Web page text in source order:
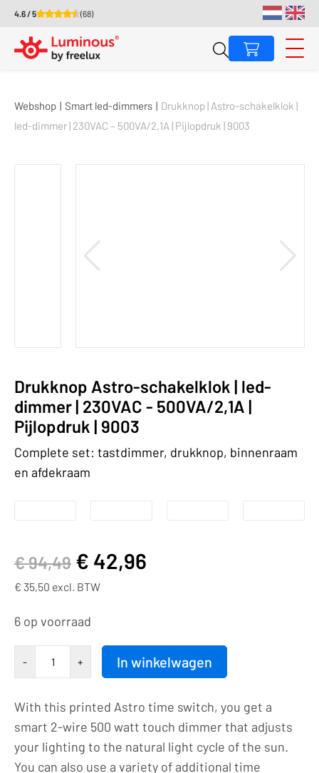
4.6 / 5 (68)
Webshop | Smart led-dimmers | Drukknop | Astro-schakelklok |
led-dimmer | 230VAC – 500VA/2,1A | Pijlopdruk | 9003
Drukknop Astro-schakelklok | led-
dimmer | 230VAC - 500VA/2,1A |
Pijlopdruk | 9003
Complete set: tastdimmer, drukknop, binnenraam
en afdekraam
€94,49 € 42,96
€ 35,50 excl. BTW
6 op voorraad
- +
Drukknop
|
schakelklok
|
led-
In winkelwagen
With this printed Astro time switch, you get a
smart 2-wire 500 watt touch dimmer that adjusts
your lighting to the natural light cycle of the sun.
You can also use a variety of additional time